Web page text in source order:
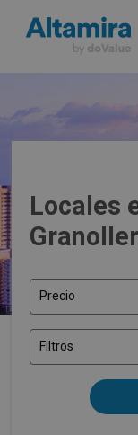
Locales
Precio
Filtros